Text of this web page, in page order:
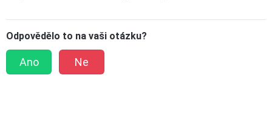
Odpovědělo to na vaši otázku?
Ano Ne